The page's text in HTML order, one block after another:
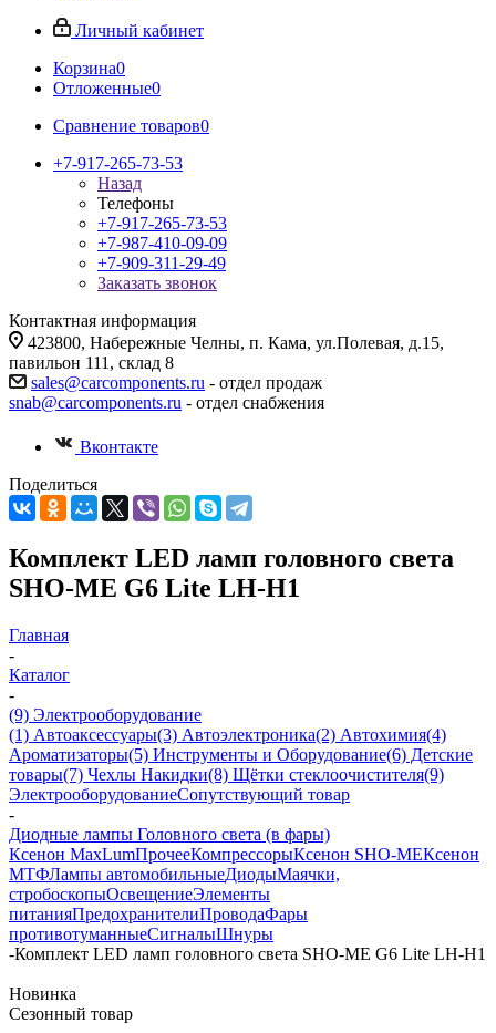
Личный кабинет
Корзина0
Отложенные0
Сравнение товаров0
+7-917-265-73-53
Назад
Телефоны
+7-917-265-73-53
+7-987-410-09-09
+7-909-311-29-49
Заказать звонок
Контактная информация
423800, Набережные Челны, п. Кама, ул.Полевая, д.15,
павильон 111, склад 8
sales@carcomponents.ru - отдел продаж
snab@carcomponents.ru - отдел снабжения
Вконтакте
Поделиться
Комплект LED ламп головного света
SHO-ME G6 Lite LH-H1
Главная
-
Каталог
-
(9) Электрооборудование
(1) Автоаксессуары(3) Автоэлектроника(2) Автохимия(4)
Ароматизаторы(5) Инструменты и Оборудование(6) Детские
товары(7) Чехлы Накидки(8) Щётки стеклоочистителя(9)
ЭлектрооборудованиеСопутствующий товар
-
Диодные лампы Головного света (в фары)
Ксенон MaxLumПрочееКомпрессорыКсенон SHO-MEКсенон
МТФЛампы автомобильныеДиодыМаячки,
стробоскопыОсвещениеЭлементы
питанияПредохранителиПроводаФары
противотуманныеСигналыШнуры
-Комплект LED ламп головного света SHO-ME G6 Lite LH-H1
Новинка
Сезонный товар